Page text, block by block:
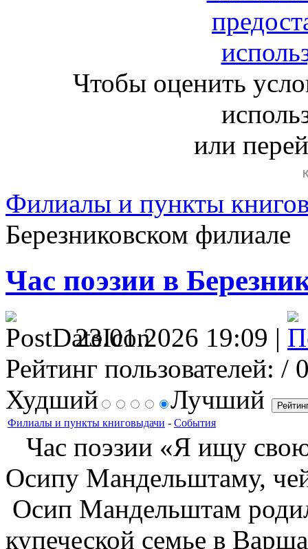
Чтобы оценить
или
Филиалы и пункты
Березниковском филиале
Час поэзии в
23.01.2026 19:09 |
Рейтинг пользователей: /
Худший
Лучший
Филиалы и пункты книговыдачи - События
Час поэзии «Я ищу
Осипу Мандельштаму,
Осип Мандельштам
купеческой семье в